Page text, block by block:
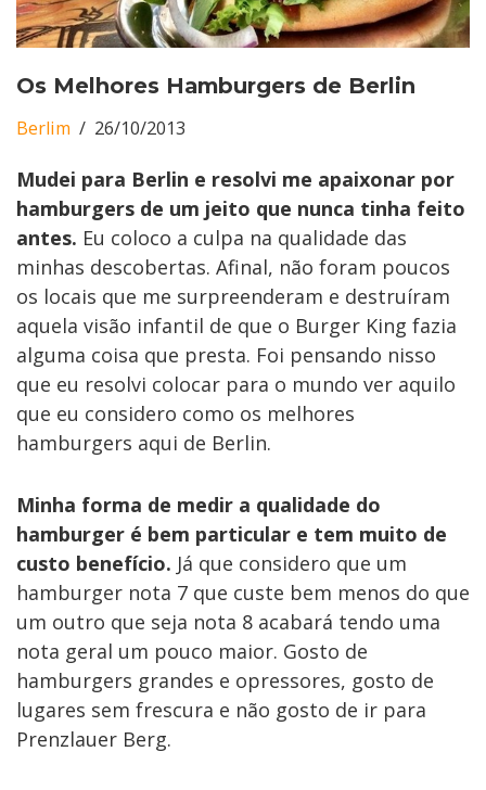
Os Melhores Hamburgers de Berlin
Berlim 26/10/2013
Mudei para Berlin e resolvi me apaixonar por
hamburgers de um jeito que nunca tinha feito
antes. Eu coloco a culpa na qualidade das
minhas descobertas. Afinal, não foram poucos
os locais que me surpreenderam e destruíram
aquela visão infantil de que o Burger King fazia
alguma coisa que presta. Foi pensando nisso
que eu resolvi colocar para o mundo ver aquilo
que eu considero como os melhores
hamburgers aqui de Berlin.
Minha forma de medir a qualidade do
hamburger é bem particular e tem muito de
custo benefício. Já que considero que um
hamburger nota 7 que custe bem menos do que
um outro que seja nota 8 acabará tendo uma
nota geral um pouco maior. Gosto de
hamburgers grandes e opressores, gosto de
lugares sem frescura e não gosto de ir para
Prenzlauer Berg.